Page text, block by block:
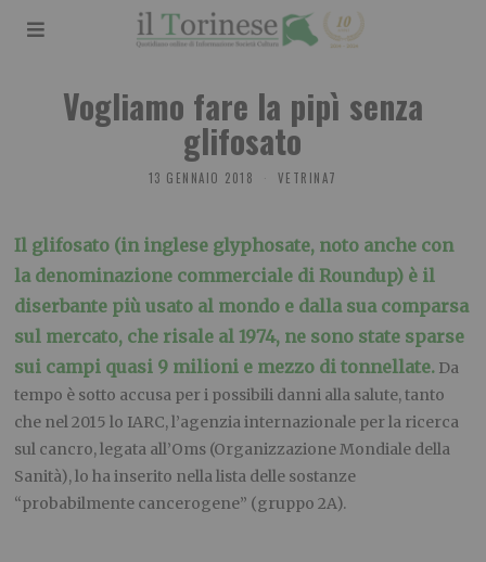
Vogliamo fare la pipì senza
glifosato
13 GENNAIO 2018 VETRINA7
Il glifosato (in inglese glyphosate, noto anche con
la denominazione commerciale di Roundup) è il
diserbante più usato al mondo e dalla sua comparsa
sul mercato, che risale al 1974, ne sono state sparse
sui campi quasi 9 milioni e mezzo di tonnellate. Da
tempo è sotto accusa per i possibili danni alla salute, tanto
che nel 2015 lo IARC, l’agenzia internazionale per la ricerca
sul cancro, legata all’Oms (Organizzazione Mondiale della
Sanità), lo ha inserito nella lista delle sostanze
“probabilmente cancerogene” (gruppo 2A).